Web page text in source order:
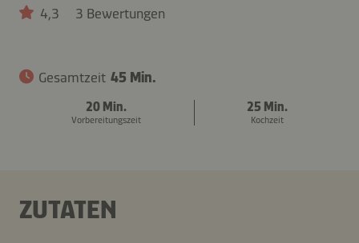
4,3 3 Bewertungen
Gesamtzeit 45 Min.
20 Min.
Vorbereitungszeit
25 Min.
Kochzeit
ZUTATEN